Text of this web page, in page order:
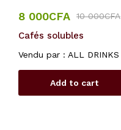
8 000CFA 10 000CFA
Cafés solubles
Vendu par : ALL DRINKS
Add to cart